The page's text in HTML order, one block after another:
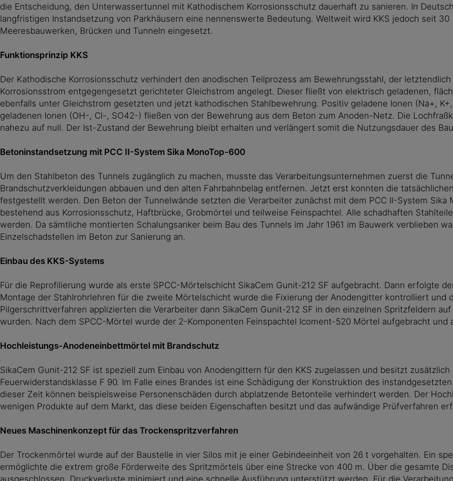
die Entscheidung, den Unterwassertunnel mit Kathodischem Korrosionsschutz dauerhaft zu sanieren. In
langfristigen Instandsetzung von Parkhäusern eine nennenswerte Bedeutung. Weltweit wird KKS jedoch seit
Meeresbauwerken, Brücken und Tunneln eingesetzt.
Funktionsprinzip KKS
Der Kathodische Korrosionsschutz verhindert den anodischen Teilprozess am Bewehrungsstahl, der
Korrosionsstrom entgegengesetzt gerichteter Gleichstrom angelegt. Dieser fließt von elektrisch geladenen,
ebenfalls unter Gleichstrom gesetzten und jetzt kathodischen Stahlbewehrung. Positiv geladene Ionen (Na+,
geladenen Ionen (OH-, Cl-, SO42-) fließen von der Bewehrung aus dem Beton zum Anoden-Netz. Die
nahezu auf null. Der Ist-Zustand der Bewehrung bleibt erhalten und verlängert somit die Nutzungsdauer des
Betoninstandsetzung mit PCC II-System Sika MonoTop-600
Um den Stahlbeton des Tunnels zugänglich zu machen, musste das Verarbeitungsunternehmen zuerst die
Brandschutzverkleidungen abbauen und den alten Fahrbahnbelag entfernen. Jetzt erst konnten die
festgestellt werden. Den Beton der Tunnelwände setzten die Verarbeiter zunächst mit dem PCC II-System Sika
bestehend aus Korrosionsschutz, Haftbrücke, Grobmörtel und teilweise Feinspachtel. Alle schadhaften
werden. Da sämtliche montierten Schalungsanker beim Bau des Tunnels im Jahr 1961 im Bauwerk verblieben
Einzelschadstellen im Beton zur Sanierung an.
Einbau des KKS-Systems
Für die Reprofilierung wurde als erste SPCC-Mörtelschicht SikaCem Gunit-212 SF aufgebracht. Dann erfolgte
Montage der Stahlrohrlehren für die zweite Mörtelschicht wurde die Fixierung der Anodengitter kontrolliert und
Pilgerschrittverfahren applizierten die Verarbeiter dann SikaCem Gunit-212 SF in den einzelnen Spritzfeldern
wurden. Nach dem SPCC-Mörtel wurde der 2-Komponenten Feinspachtel Icoment-520 Mörtel aufgebracht und
Hochleistungs-Anodeneinbettmörtel mit Brandschutz
SikaCem Gunit-212 SF ist speziell zum Einbau von Anodengittern für den KKS zugelassen und besitzt
Feuerwiderstandsklasse F 90. Im Falle eines Brandes ist eine Schädigung der Konstruktion des
dieser Zeit können beispielsweise Personenschäden durch abplatzende Betonteile verhindert werden. Der
wenigen Produkte auf dem Markt, das diese beiden Eigenschaften besitzt und das aufwändige Prüfverfahren
Neues Maschinenkonzept für das Trockenspritzverfahren
Der Trockenmörtel wurde auf der Baustelle in vier Silos mit je einer Gebindeeinheit von 26 t vorgehalten. Ein
ermöglichte die extrem große Förderweite des Spritzmörtels über eine Strecke von 400 m. Über die gesamte
ausgeschlossen, Druckverluste minimiert und eine schnelle Ausführung unterstützt werden. Für die